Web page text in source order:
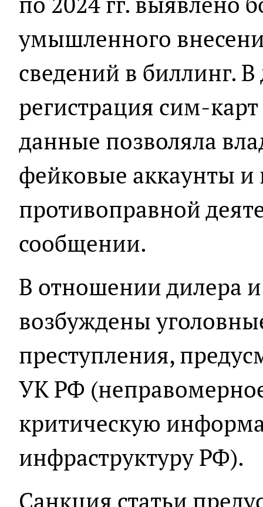
умышленного
сведений в биллинг.
регистрация сим-
данные позволяла
фейковые аккаунты и
противоправной
сообщении.
В отношении дилера
возбуждены
преступления,
УК РФ
критическую
инфраструктуру РФ).
Санкция статьи